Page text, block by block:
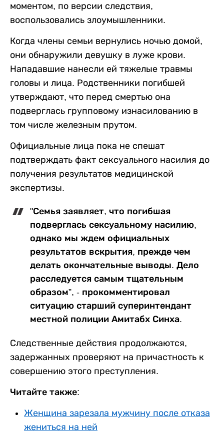
моментом, по версии следствия,
воспользовались злоумышленники.
Когда члены семьи вернулись ночью домой,
они обнаружили девушку в луже крови.
Нападавшие нанесли ей тяжелые травмы
головы и лица. Родственники погибшей
утверждают, что перед смертью она
подверглась групповому изнасилованию в
том числе железным прутом.
Официальные лица пока не спешат
подтверждать факт сексуального насилия до
получения результатов медицинской
экспертизы.
"Семья заявляет, что погибшая
подверглась сексуальному насилию,
однако мы ждем официальных
результатов вскрытия, прежде чем
делать окончательные выводы. Дело
расследуется самым тщательным
образом”, - прокомментировал
ситуацию старший суперинтендант
местной полиции Амитабх Синха.
Следственные действия продолжаются,
задержанных проверяют на причастность к
совершению этого преступления.
Читайте также:
Женщина зарезала мужчину после отказа
жениться на ней